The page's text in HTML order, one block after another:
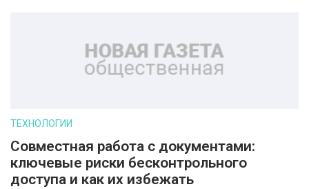
ТЕХНОЛОГИИ
Совместная работа с документами:
ключевые риски бесконтрольного
доступа и как их избежать